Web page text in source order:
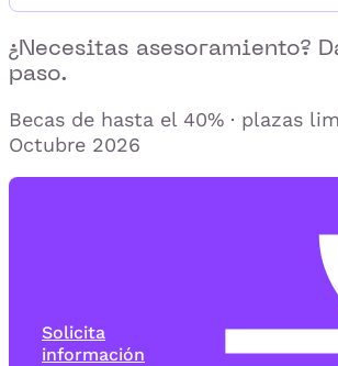
¿Necesitas asesoramiento?
paso.
Becas de hasta el 40% · plazas
Octubre 2026
Solicita
información